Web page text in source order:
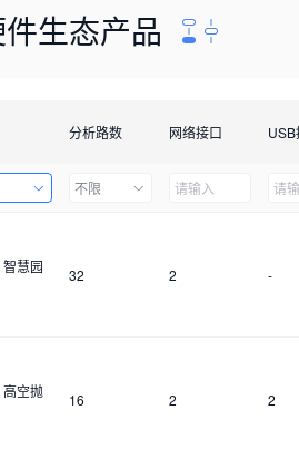
生态产品
分析路数 网络接口 USB
不限
慧园
32 2 -
空抛
16 2 2